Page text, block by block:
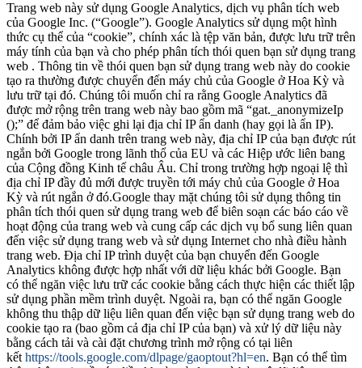
Trang web này sử dụng Google Analytics, dịch vụ phân tích web
của Google Inc. (“Google”). Google Analytics sử dụng một hình
thức cụ thể của “cookie”, chính xác là tệp văn bản, được lưu trữ trên
máy tính của bạn và cho phép phân tích thói quen bạn sử dụng trang
web . Thông tin về thói quen bạn sử dụng trang web này do cookie
tạo ra thường được chuyển đến máy chủ của Google ở Hoa Kỳ và
lưu trữ tại đó. Chúng tôi muốn chỉ ra rằng Google Analytics đã
được mở rộng trên trang web này bao gồm mã “gat._anonymizeIp
();” để đảm bảo việc ghi lại địa chỉ IP ẩn danh (hay gọi là ẩn IP).
Chính bởi IP ẩn danh trên trang web này, địa chỉ IP của bạn được rút
ngắn bởi Google trong lãnh thổ của EU và các Hiệp ước liên bang
của Cộng đồng Kinh tế châu Âu. Chỉ trong trường hợp ngoại lệ thì
địa chỉ IP đầy đủ mới được truyền tới máy chủ của Google ở Hoa
Kỳ và rút ngắn ở đó.Google thay mặt chúng tôi sử dụng thông tin
phân tích thói quen sử dụng trang web để biên soạn các báo cáo về
hoạt động của trang web và cung cấp các dịch vụ bổ sung liên quan
đến việc sử dụng trang web và sử dụng Internet cho nhà điều hành
trang web. Địa chỉ IP trình duyệt của bạn chuyển đến Google
Analytics không được hợp nhất với dữ liệu khác bởi Google. Bạn
có thể ngăn việc lưu trữ các cookie bằng cách thực hiện các thiết lập
sử dụng phần mềm trình duyệt. Ngoài ra, bạn có thể ngăn Google
không thu thập dữ liệu liên quan đến việc bạn sử dụng trang web do
cookie tạo ra (bao gồm cả địa chỉ IP của bạn) và xử lý dữ liệu này
bằng cách tải và cài đặt chương trình mở rộng có tại liên
kết https://tools.google.com/dlpage/gaoptout?hl=en. Bạn có thể tìm